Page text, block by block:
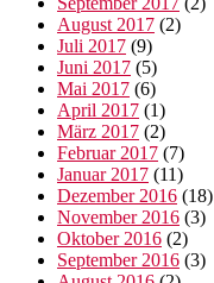
August 2017 (2)
Juli 2017 (9)
Juni 2017 (5)
Mai 2017 (6)
April 2017 (1)
März 2017 (2)
Februar 2017 (7)
Januar 2017 (11)
Dezember 2016 (18)
November 2016 (3)
Oktober 2016 (2)
September 2016 (3)